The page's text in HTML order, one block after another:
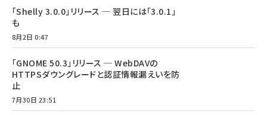
「Shelly 3.0.0」リリース ─ 翌日には「3.0.1」
も
8月2日 0:47
「GNOME 50.3」リリース ─ WebDAVの
HTTPSダウングレードと認証情報漏えいを防
止
7月30日 23:51